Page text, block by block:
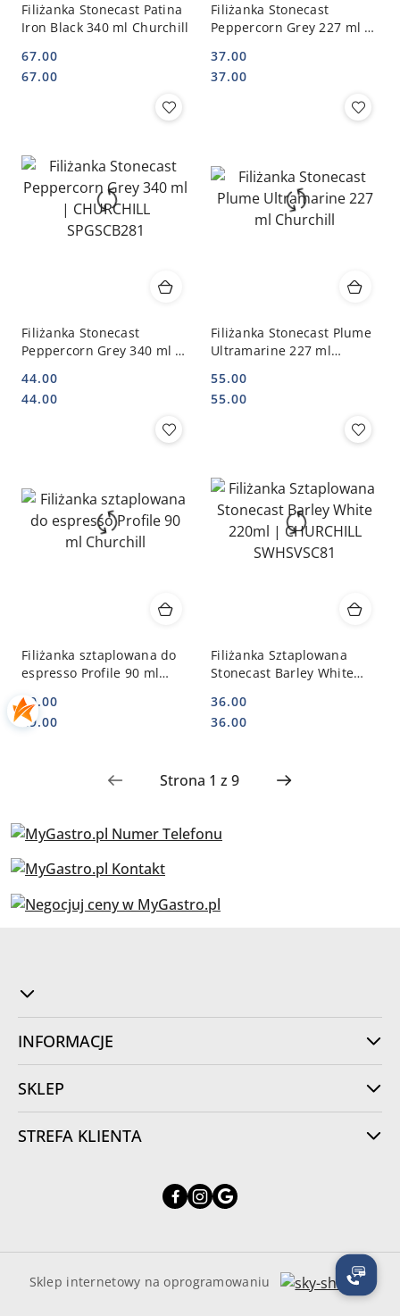
Filiżanka Stonecast Patina
Iron Black 340 ml Churchill
Cena:
67.00
Cena:
67.00
Filiżanka Stonecast
Peppercorn Grey 227 ml |
Cena:
37.00
Cena:
37.00
Filiżanka Stonecast
Peppercorn Grey 340 ml |
Cena:
44.00
Cena:
44.00
Filiżanka Stonecast Plume
Ultramarine 227 ml
Cena:
55.00
Cena:
55.00
Filiżanka sztaplowana do
espresso Profile 90 ml
Cena:
29.00
Cena:
29.00
Filiżanka Sztaplowana
Stonecast Barley White
SWHSVSC81
Cena:
36.00
Cena:
36.00
INFORMACJE
SKLEP
STREFA KLIENTA
Sklep internetowy na oprogramowaniu